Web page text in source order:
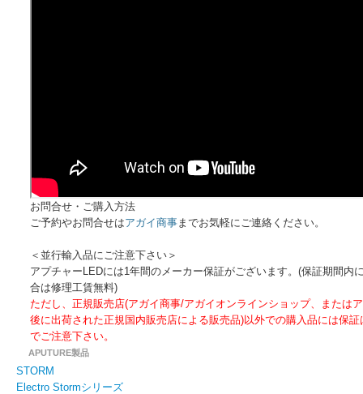
お問合せ・ご購入方法
ご予約やお問合せはアガイ商事までお気軽にご連絡ください。
＜並行輸入品にご注意下さい＞
アプチャーLEDには1年間のメーカー保証がございます。(保証期間内
合は修理工賃無料)
ただし、正規販売店(アガイ商事/アガイオンラインショップ、または
後に出荷された正規国内販売店による販売品)以外での購入品には保
でご注意下さい。
APUTURE製品
STORM
Electro Stormシリーズ